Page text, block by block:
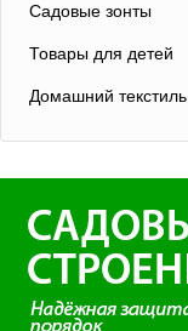
Садовые зонты
Товары для детей
Домашний текстиль